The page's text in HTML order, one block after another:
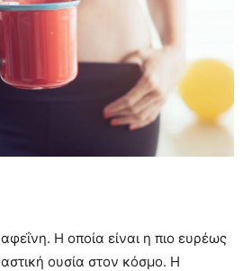
Η οποία είναι η πιο ευρέως
ουσία στον κόσμο. Η